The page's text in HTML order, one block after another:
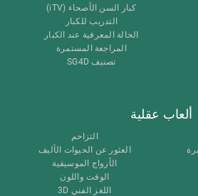
كبار السن الأصحاء (iTV)
التدريب للكبار
الحالة المعرفية عند الكبار
المراجعة المستمرة
تصنيف SG4D
ألعاب عقلية
التزاحم
العثور عن الحيوات الأليف
الأزواج الموسيقية
الوقت واللون
اللغز الفني 3D